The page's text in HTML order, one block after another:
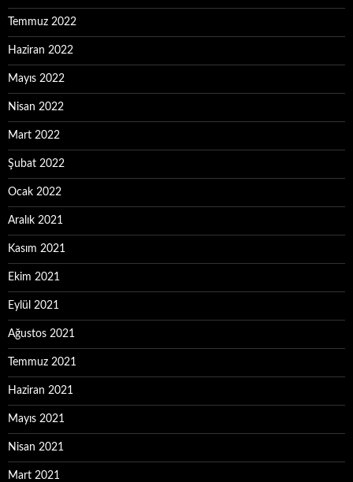
Temmuz 2022
Haziran 2022
Mayıs 2022
Nisan 2022
Mart 2022
Şubat 2022
Ocak 2022
Aralık 2021
Kasım 2021
Ekim 2021
Eylül 2021
Ağustos 2021
Temmuz 2021
Haziran 2021
Mayıs 2021
Nisan 2021
Mart 2021